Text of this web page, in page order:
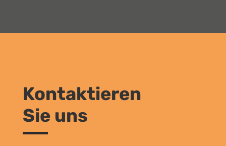
Kontaktieren
Sie uns